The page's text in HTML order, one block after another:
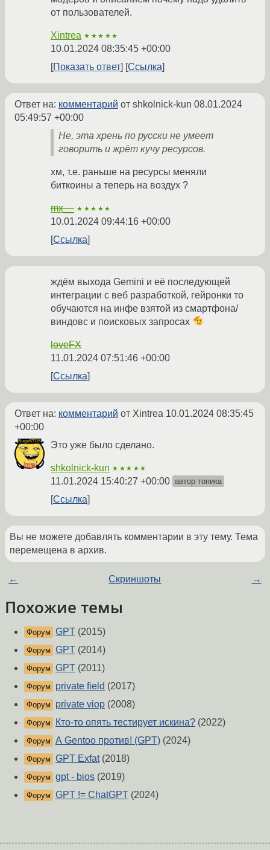
от пользователей.
Xintrea ★★★★★
10.01.2024 08:35:45 +00:00
Показать ответ
Ссылка
Ответ на: комментарий от shkolnick-kun 08.01.2024
05:49:57 +00:00
Не, эта хрень по русски не умеет
говорить и жрёт кучу ресурсов.
хм, т.е. раньше на ресурсы меняли
биткоины а теперь на воздух ?
mx__ ★★★★★
10.01.2024 09:44:16 +00:00
Ссылка
ждём выхода Gemini и её последующей
интеграции с веб разработкой, гейронки то
обучаются на инфе взятой из смартфона/
виндовс и поисковых запросах
loveFX
11.01.2024 07:51:46 +00:00
Ссылка
Ответ на: комментарий от Xintrea 10.01.2024 08:35:45
+00:00
Это уже было сделано.
shkolnick-kun ★★★★★
11.01.2024 15:40:27 +00:00 автор топика
Ссылка
Вы не можете добавлять комментарии в эту тему. Тема
перемещена в архив.
← Скриншоты →
Похожие темы
Форум GPT (2015)
Форум GPT (2014)
Форум GPT (2011)
Форум private field (2017)
Форум private viop (2008)
Форум Кто-то опять тестирует искина? (2022)
Форум А Gentoo против! (GPT) (2024)
Форум GPT Exfat(2018)
Форум gpt - bios (2019)
Форум GPT != ChatGPT (2024)